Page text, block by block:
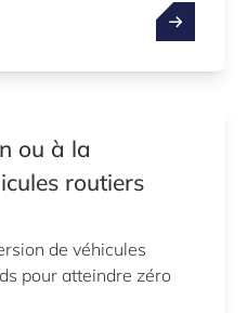
ou à la
routiers
de véhicules
pour atteindre zéro